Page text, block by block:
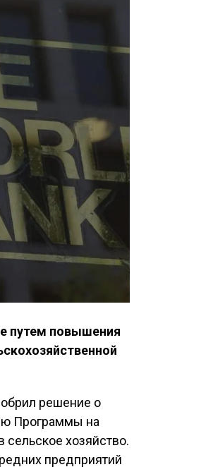
путем повышения
решение о
Программы на
сельское хозяйство.
предприятий